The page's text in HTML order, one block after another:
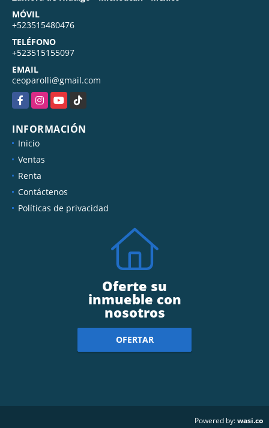
MÓVIL
+523515480476
TELÉFONO
+523515155097
EMAIL
ceoparolli@gmail.com
FacebookInstagramYouTubeTikTok
INFORMACIÓN
Inicio
Ventas
Renta
Contáctenos
Políticas de privacidad
Oferte su
inmueble con
nosotros
OFERTAR
Powered by:wasi.co